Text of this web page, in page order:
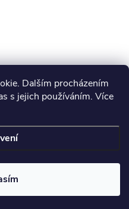
Dalším procházením
s jejich používáním. Více